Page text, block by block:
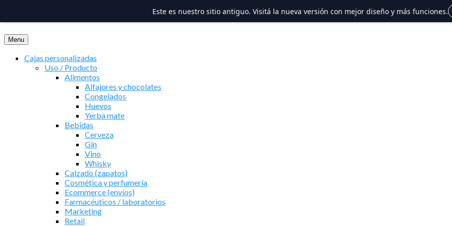
al
contenido
Menu
Cajas personalizadas
Uso / Producto
Alimentos
Alfajores y chocolates
Congelados
Huevos
Yerba mate
Bebidas
Cerveza
Gin
Vino
Whisky
Calzado (zapatos)
Cosmética y perfumería
Ecommerce (envíos)
Farmacéuticos / laboratorios
Marketing
Retail
Este es nuestro sitio antiguo. Visitá la nueva versión con mejor diseño y más funciones.